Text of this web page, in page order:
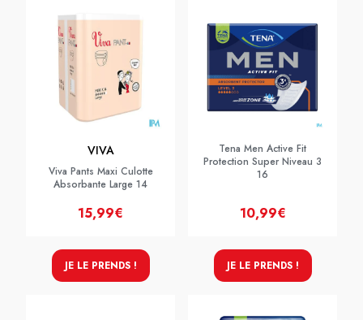
VIVA
Viva Pants Maxi Culotte
Absorbante Large 14
15,99€
JE LE PRENDS !
Tena Men Active Fit
Protection Super Niveau 3
16
10,99€
JE LE PRENDS !